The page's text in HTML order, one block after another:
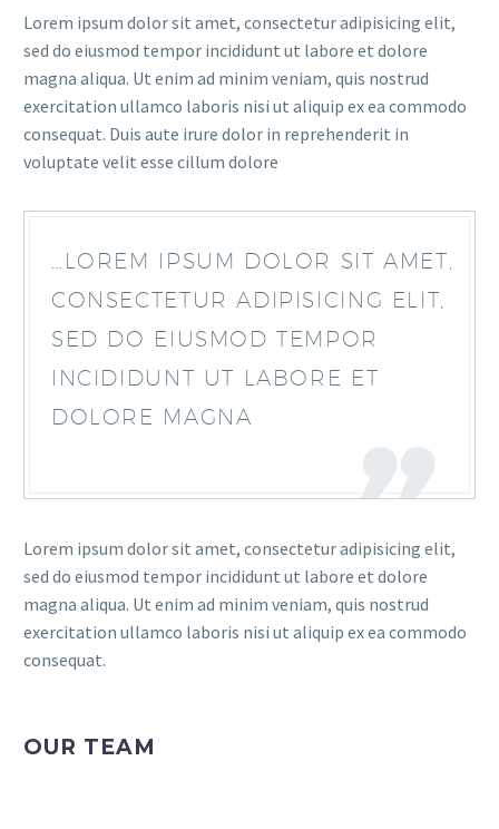
Lorem ipsum dolor sit amet, consectetur adipisicing elit,
sed do eiusmod tempor incididunt ut labore et dolore
magna aliqua. Ut enim ad minim veniam, quis nostrud
exercitation ullamco laboris nisi ut aliquip ex ea commodo
consequat. Duis aute irure dolor in reprehenderit in
voluptate velit esse cillum dolore
…LOREM IPSUM DOLOR SIT AMET,
CONSECTETUR ADIPISICING ELIT,
SED DO EIUSMOD TEMPOR
INCIDIDUNT UT LABORE ET
DOLORE MAGNA
Lorem ipsum dolor sit amet, consectetur adipisicing elit,
sed do eiusmod tempor incididunt ut labore et dolore
magna aliqua. Ut enim ad minim veniam, quis nostrud
exercitation ullamco laboris nisi ut aliquip ex ea commodo
consequat.
OUR TEAM